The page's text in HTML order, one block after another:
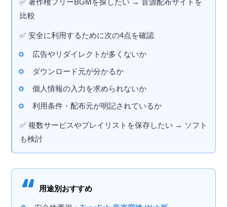
比較
✅ 安全に利用するために次の4点を確認
広告やリダイレクトが多くないか
ダウンロード元が分かるか
個人情報の入力を求められないか
利用条件・配布元が明記されているか
✅ 複数サービスやプレイリストを保存したい → ソフト
も検討
用途別おすすめ